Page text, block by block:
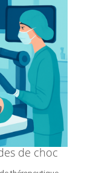
de choc